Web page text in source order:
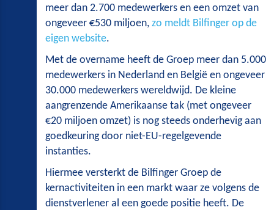
meer dan 2.700 medewerkers en een omzet van
ongeveer €530 miljoen, zo meldt Bilfinger op de
eigen website.
Met de overname heeft de Groep meer dan 5.000
medewerkers in Nederland en België en ongeveer
30.000 medewerkers wereldwijd. De kleine
aangrenzende Amerikaanse tak (met ongeveer
€20 miljoen omzet) is nog steeds onderhevig aan
goedkeuring door niet-EU-regelgevende
instanties.
Hiermee versterkt de Bilfinger Groep de
kernactiviteiten in een markt waar ze volgens de
dienstverlener al een goede positie heeft. De